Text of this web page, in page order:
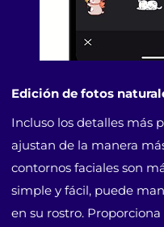
Edición de fotos
Incluso los detalles más
ajustan de la manera
contornos faciales son
simple y fácil, puede
en su rostro.